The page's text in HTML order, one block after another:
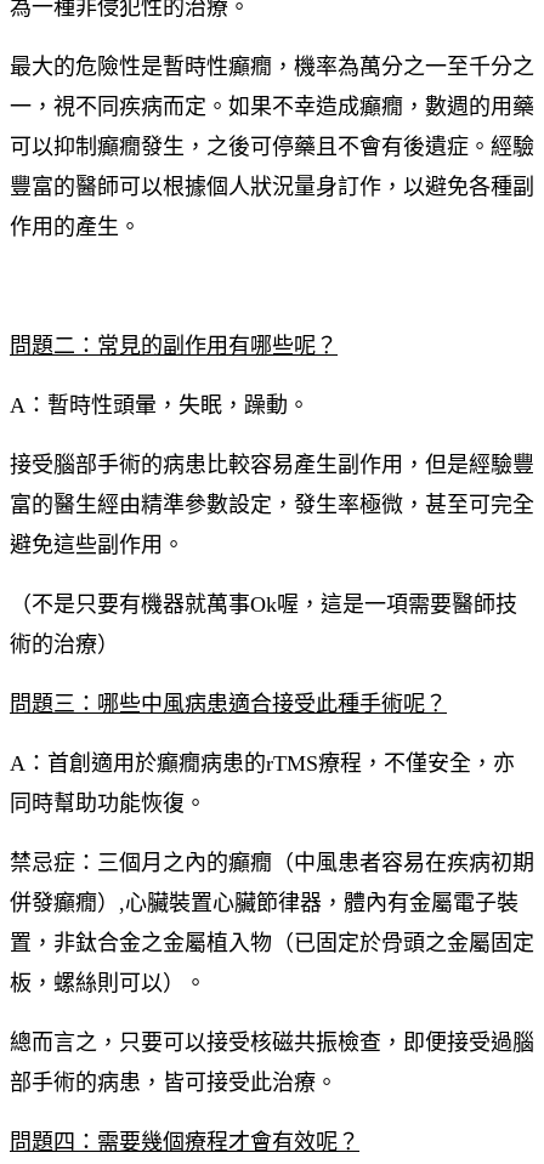
為一種非侵犯性的治療。
最大的危險性是暫時性癲癇，機率為萬分之一至千分之
一，視不同疾病而定。如果不幸造成癲癇，數週的用藥
可以抑制癲癇發生，之後可停藥且不會有後遺症。經驗
豐富的醫師可以根據個人狀況量身訂作，以避免各種副
作用的產生。
問題二：常見的副作用有哪些呢？
A：暫時性頭暈，失眠，躁動。
接受腦部手術的病患比較容易產生副作用，但是經驗豐
富的醫生經由精準參數設定，發生率極微，甚至可完全
避免這些副作用。
（不是只要有機器就萬事Ok喔，這是一項需要醫師技
術的治療）
問題三：哪些中風病患適合接受此種手術呢？
A：首創適用於癲癇病患的rTMS療程，不僅安全，亦
同時幫助功能恢復。
禁忌症：三個月之內的癲癇（中風患者容易在疾病初期
併發癲癇）,心臟裝置心臟節律器，體內有金屬電子裝
置，非鈦合金之金屬植入物（已固定於骨頭之金屬固定
板，螺絲則可以）。
總而言之，只要可以接受核磁共振檢查，即便接受過腦
部手術的病患，皆可接受此治療。
問題四：需要幾個療程才會有效呢？